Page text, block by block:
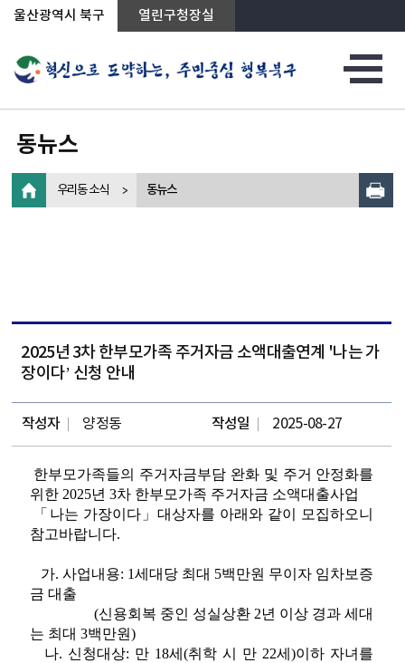
상단메뉴로 바로가기
전체메뉴로 바로가기
왼쪽메뉴로 바로가기
본문으로 바로가기
울산광역시 북구 열린구청장실
동뉴스
우리동 소식 동뉴스
2025년 3차 한부모가족 주거자금 소액대출연계 '나는 가
장이다’ 신청 안내
작성자 양정동 작성일 2025-08-27
한부모가족들의 주거자금부담 완화 및 주거 안정화를
위한 2025년 3차 한부모가족 주거 자금 소액대출사업
「나는 가장이다」대상자를 아래와 같이 모집하오니
참고바랍니다.
가. 사업내용: 1세대당 최대 5백만원 무이자 임차보증
금 대출
(신용회복 중인 성실상환 2년 이상 경과 세대
는 최대 3백만원)
나. 신청대상: 만 18세(취학 시 만 22세)이하 자녀를